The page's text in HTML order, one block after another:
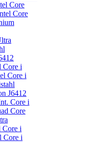
Core
Core
Core i
Core i
J6412
Core i
Core
Core i
Core i